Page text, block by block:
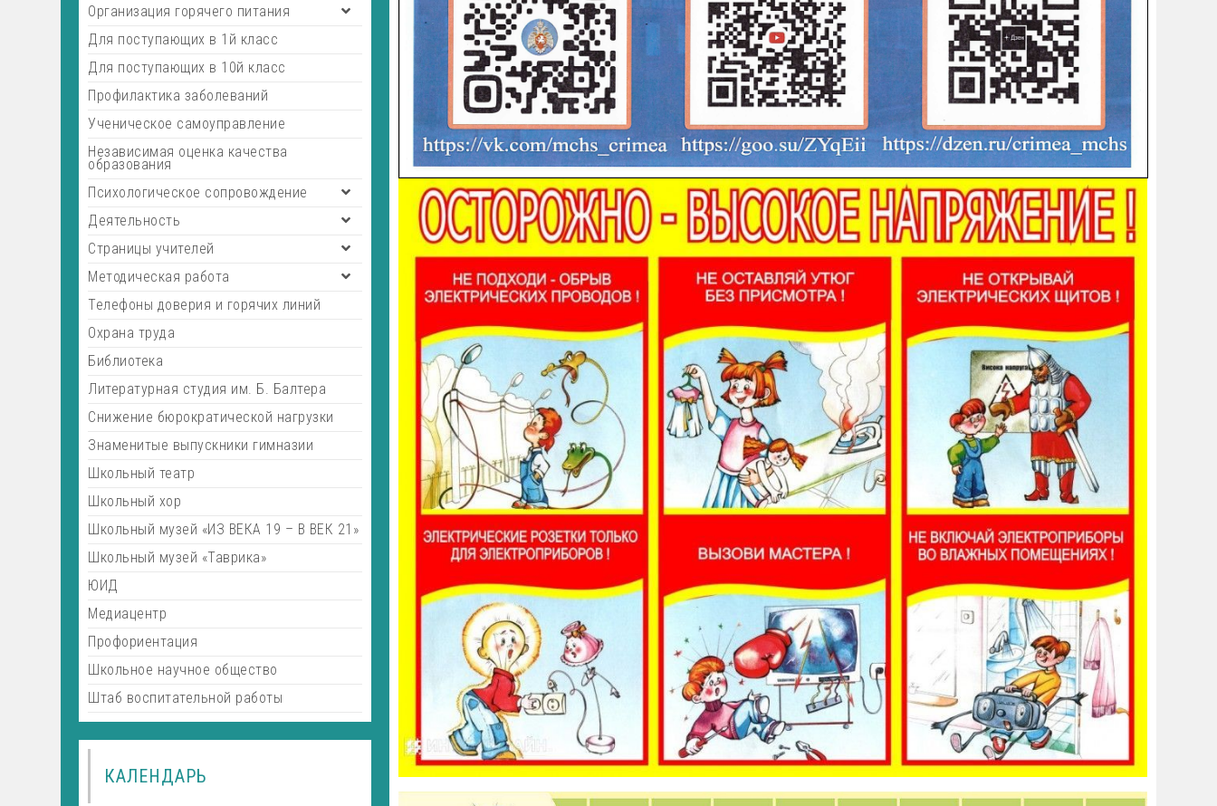
Организация горячего питания
Для поступающих в 1й класс
Для поступающих в 10й класс
Профилактика заболеваний
Ученическое самоуправление
Независимая оценка качества
образования
Психологическое сопровождение
Деятельность
Страницы учителей
Методическая работа
Телефоны доверия и горячих линий
Охрана труда
Библиотека
Литературная студия им. Б. Балтера
Снижение бюрократической нагрузки
Знаменитые выпускники гимназии
Школьный театр
Школьный хор
Школьный музей «ИЗ ВЕКА 19 – В ВЕК 21»
Школьный музей «Таврика»
ЮИД
Медиацентр
Профориентация
Школьное научное общество
Штаб воспитательной работы
КАЛЕНДАРЬ